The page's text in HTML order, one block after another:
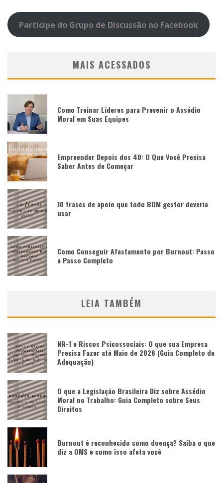
Participe do Grupo de Discussão no Facebook
MAIS ACESSADOS
Como Treinar Líderes para Prevenir o Assédio
Moral em Suas Equipes
Empreender Depois dos 40: O Que Você Precisa
Saber Antes de Começar
10 frases de apoio que todo BOM gestor deveria
usar
Como Conseguir Afastamento por Burnout: Passo
a Passo Completo
LEIA TAMBÉM
NR-1 e Riscos Psicossociais: O que sua Empresa
Precisa Fazer até Maio de 2026 (Guia Completo de
Adequação)
O que a Legislação Brasileira Diz sobre Assédio
Moral no Trabalho: Guia Completo sobre Seus
Direitos
Burnout é reconhecido como doença? Saiba o que
diz a OMS e como isso afeta você